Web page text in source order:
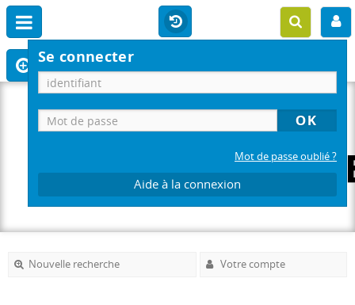
Se connecter
Mot de passe oublié ?
Aide à la connexion
Nouvelle recherche Votre compte